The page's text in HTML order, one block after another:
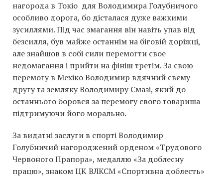
нагорода в Токіо для Володимира Голубничого
особливо дорога, бо дісталася дуже важкими
зусиллями. Під час змагання він навіть упав від
безсилля, був майже останнім на біговій доріжці,
але знайшов в собі сили перемогти свое
недомагання і прийти на фініш третім. За свою
перемогу в Мехіко Володимир вдячний свєму
другу та земляку Володимиру Смазі, який до
останнього боровся за перемогу свого товариша
підтримуючи його морально.
За видатні заслуги в спорті Володимир
Голубничий нагороджений орденом «Трудового
Червоного Прапора», медаллю «За доблесну
працю», знаком ЦК ВЛКСМ «Спортивна доблесть»